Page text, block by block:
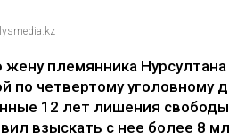
племянника
по четвертому уголовному
12 лет лишения
взыскать с нее более 8